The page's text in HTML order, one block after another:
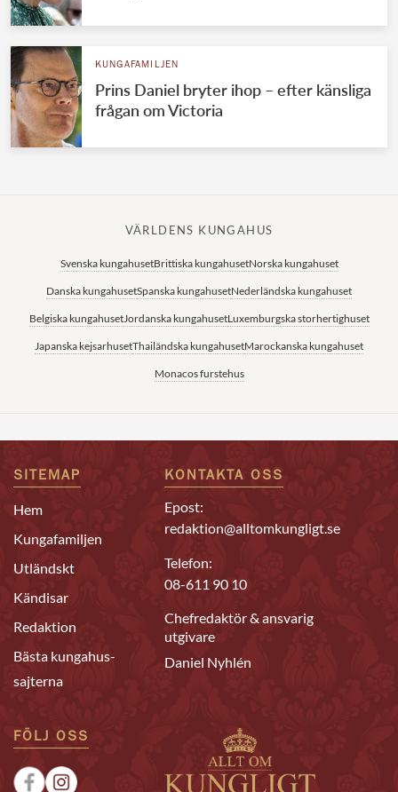
KUNGAFAMILJEN
Prins Daniel bryter ihop – efter känsliga
frågan om Victoria
VÄRLDENS KUNGAHUS
Svenska kungahusetBrittiska kungahusetNorska kungahuset
Danska kungahusetSpanska kungahusetNederländska kungahuset
Belgiska kungahusetJordanska kungahusetLuxemburgska storhertighuset
Japanska kejsarhusetThailändska kungahusetMarockanska kungahuset
Monacos furstehus
SITEMAP
Hem
Kungafamiljen
Utländskt
Kändisar
Redaktion
Bästa kungahus-
sajterna
KONTAKTA OSS
Epost:
redaktion@alltomkungligt.se
Telefon:
08-611 90 10
Chefredaktör & ansvarig
utgivare
Daniel Nyhlén
FÖLJ OSS